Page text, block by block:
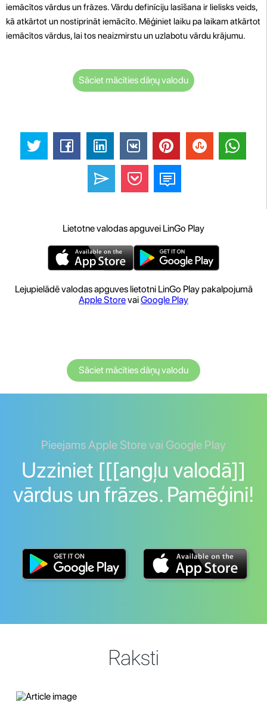
iemācītos vārdus un frāzes. Vārdu definīciju lasīšana ir lielisks veids,
kā atkārtot un nostiprināt iemācīto. Mēģiniet laiku pa laikam atkārtot
iemācītos vārdus, lai tos neaizmirstu un uzlabotu vārdu krājumu.
Sāciet mācīties dāņų valodu
Lietotne valodas apguvei LinGo Play
Lejupielādē valodas apguves lietotni LinGo Play pakalpojumā
Apple StorevaiGoogle Play
Sāciet mācīties dāņų valodu
Pieejams Apple Store vai Google Play
Uzziniet [[[angļu valodā]]
vārdus un frāzes. Pamēģini!
Raksti